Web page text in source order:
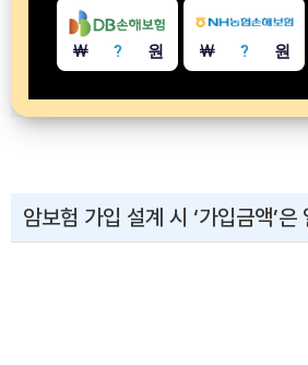
￦? 원 ￦ ?원
암보험 가입 설계 시 ‘가입금액’